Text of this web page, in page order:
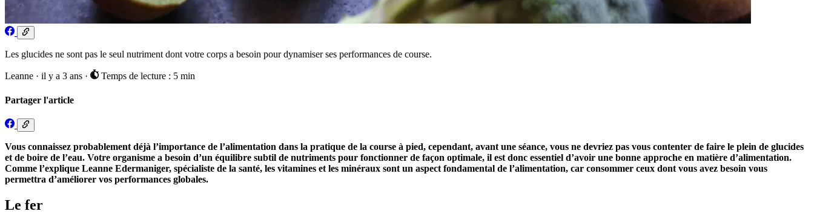
Les glucides ne sont pas le seul nutriment dont votre corps a besoin pour dynamiser ses performances de course.
Leanne · il y a 3 ans · Temps de lecture : 5 min
Partager l'article
Vous connaissez probablement déjà l’importance de l’alimentation dans la pratique de la course à pied, cependant, avant une séance, vous ne devriez pas vous contenter de faire le plein de glucides
et de boire de l’eau. Votre organisme a besoin d’un équilibre subtil de nutriments pour fonctionner de façon optimale, il est donc essentiel d’avoir une bonne approche en matière d’alimentation.
Comme l’explique Leanne Edermaniger, spécialiste de la santé, les vitamines et les minéraux sont un aspect fondamental de l’alimentation, car consommer ceux dont vous avez besoin vous
permettra d’améliorer vos performances globales.
Le fer